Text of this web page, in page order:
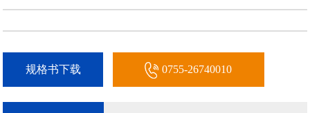
规格书下载 0755-26740010